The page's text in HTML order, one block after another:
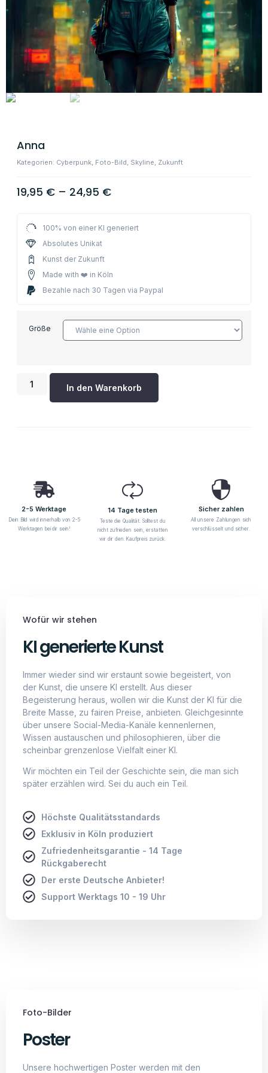
Anna
Kategorien: Cyberpunk, Foto-Bild, Skyline, Zukunft
19,95 € – 24,95 €
100% von einer KI generiert
Absolutes Unikat
Kunst der Zukunft
Made with ❤️ in Köln
Bezahle nach 30 Tagen via Paypal
Größe
In den Warenkorb
2-5 Werktage
Dein Bild wird innerhalb von 2-5
Werktagen bei dir sein!
14 Tage testen
Teste die Qualität. Solltest du
nicht zufrieden sein, erstatten
wir dir den Kaufpreis zurück.
Sicher zahlen
All unsere Zahlungen sich
verschlüsselt und sicher.
Wofür wir stehen
KI generierte Kunst
Immer wieder sind wir erstaunt sowie begeistert, von
der Kunst, die unsere KI erstellt. Aus dieser
Begeisterung heraus, wollen wir die Kunst der KI für die
Breite Masse, zu fairen Preise, anbieten. Gleichgesinnte
über unsere Social-Media-Kanäle kennenlernen,
Wissen austauschen und philosophieren, über die
scheinbar grenzenlose Vielfalt einer KI.
Wir möchten ein Teil der Geschichte sein, die man sich
später erzählen wird. Sei du auch ein Teil.
Höchste Qualitätsstandards
Exklusiv in Köln produziert
Zufriedenheitsgarantie - 14 Tage
Rückgaberecht
Der erste Deutsche Anbieter!
Support Werktags 10 - 19 Uhr
Foto-Bilder
Poster
Unsere hochwertigen Poster werden mit den